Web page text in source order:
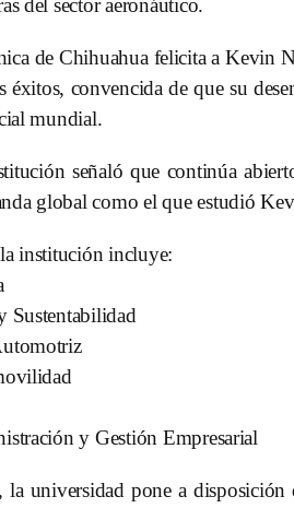
del sector aeronáutico.
de Chihuahua felicita a Kevin
éxitos, convencida de que su
mundial.
señaló que continúa
global como el que estudió
institución incluye:
Sustentabilidad
y Gestión Empresarial
la universidad pone a